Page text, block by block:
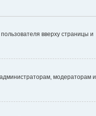
вверху страницы и
модераторам и